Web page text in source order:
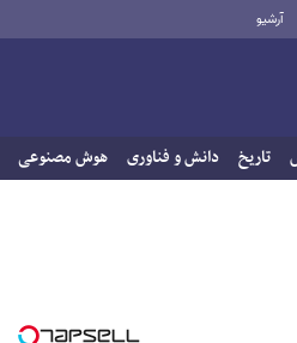
آرشیو
تاریخ دانش و فناوری هوش مصنوعی